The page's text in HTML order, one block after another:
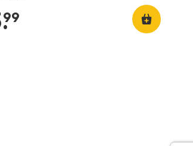
.
99